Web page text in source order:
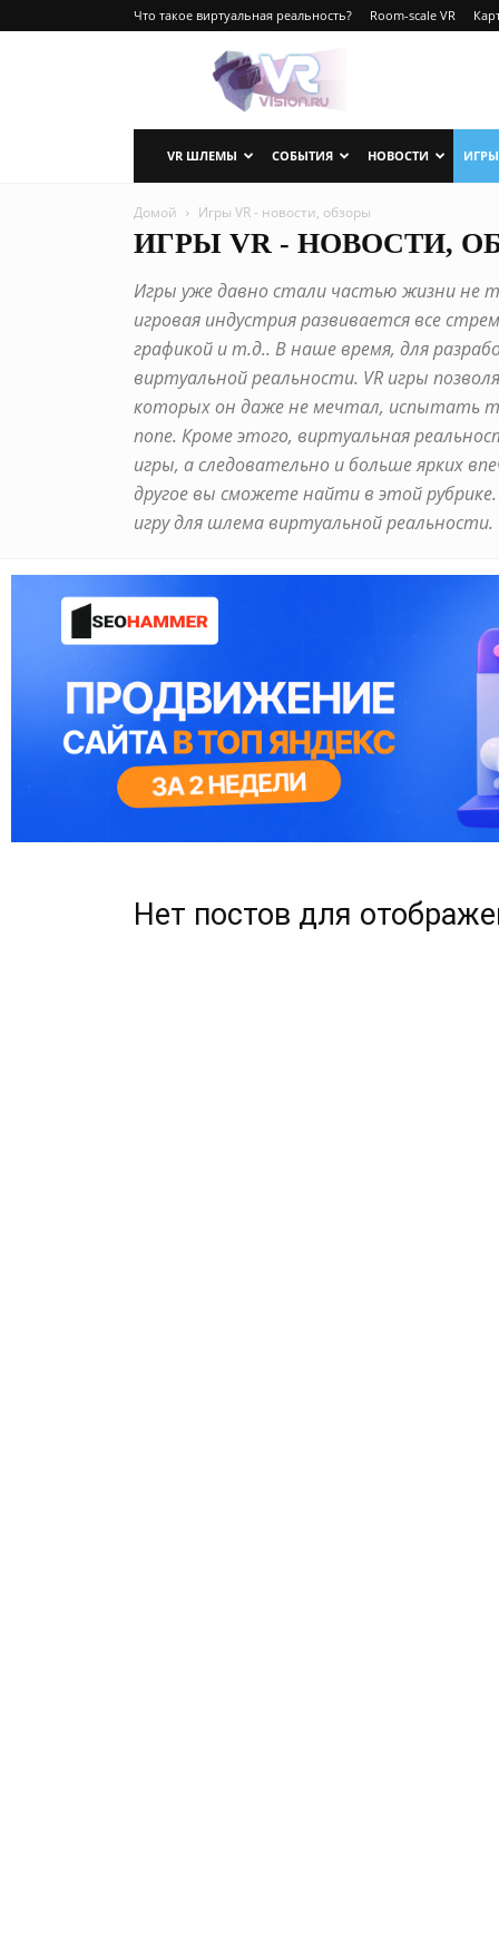
Что такое виртуальная реальность? Room-scale VR
VRvision.ru
VR ШЛЕМЫ СОБЫТИЯ НОВОСТИ ИГРЫ
Домой Игры VR - новости, обзоры
ИГРЫ VR - НОВОСТИ,
Игры уже давно стали частью жизни не
игровая индустрия развивается все
графикой и т.д.. В наше время, для
виртуальной реальности. VR игры
которых он даже не мечтал, испытать
попе. Кроме этого, виртуальная
игры, а следовательно и больше ярких
другое вы сможете найти в этой
игру для шлема виртуальной реальности.
Нет постов для